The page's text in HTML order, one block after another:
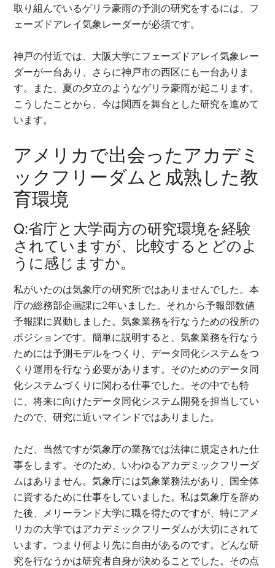
取り組んでいるゲリラ豪雨の予測の研究をするには、フ
ェーズドアレイ気象レーダーが必須です。
神戸の付近では、大阪大学にフェーズドアレイ気象レー
ダーが一台あり、さらに神戸市の西区にも一台ありま
す。また、夏の夕立のようなゲリラ豪雨が起こります。
こうしたことから、今は関西を舞台とした研究を進めて
います。
アメリカで出会ったアカデミ
ックフリーダムと成熟した教
育環境
Q:省庁と大学両方の研究環境を経験
されていますが、比較するとどのよ
うに感じますか。
私がいたのは気象庁の研究所ではありませんでした。本
庁の総務部企画課に2年いました。それから予報部数値
予報課に異動しました。気象業務を行なうための役所の
ポジションです。簡単に説明すると、気象業務を行なう
ためには予測モデルをつくり、データ同化システムをつ
くり運用を行なう必要があります。そのためのデータ同
化システムづくりに関わる仕事でした。その中でも特
に、将来に向けたデータ同化システム開発を担当してい
たので、研究に近いマインドではありました。
ただ、当然ですが気象庁の業務では法律に規定された仕
事をします。そのため、いわゆるアカデミックフリーダ
ムはありません。気象庁には気象業務法があり、国全体
に資するために仕事をしていました。私は気象庁を辞め
た後、メリーランド大学に職を得たのですが、特にアメ
リカの大学ではアカデミックフリーダムが大切にされて
います。つまり何より先に自由があるのです。どんな研
究を行なうかは研究者自身が決めることでした。その点